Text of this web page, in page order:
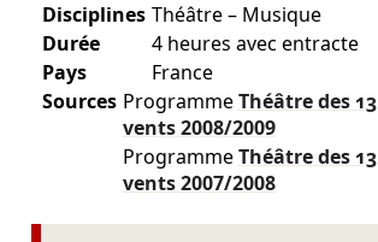
Disciplines Théâtre – Musique
Durée
4 heures avec entracte
Pays
France
Sources ProgrammeThéâtre des 13
vents2008/2009
ProgrammeThéâtre des 13
vents2007/2008